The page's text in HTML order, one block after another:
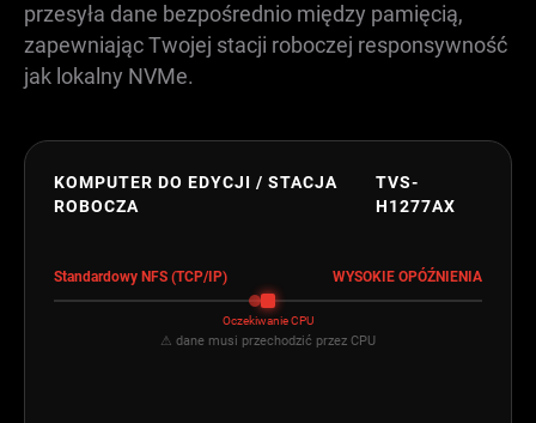
przesyła dane bezpośrednio między pamięcią,
zapewniając Twojej stacji roboczej responsywność
jak lokalny NVMe.
KOMPUTER DO EDYCJI / STACJA
ROBOCZA
TVS-
H1277AX
Standardowy NFS (TCP/IP) WYSOKIE OPÓŹNIENIA
Oczekiwanie CPU
⚠ dane musi przechodzić przez CPU